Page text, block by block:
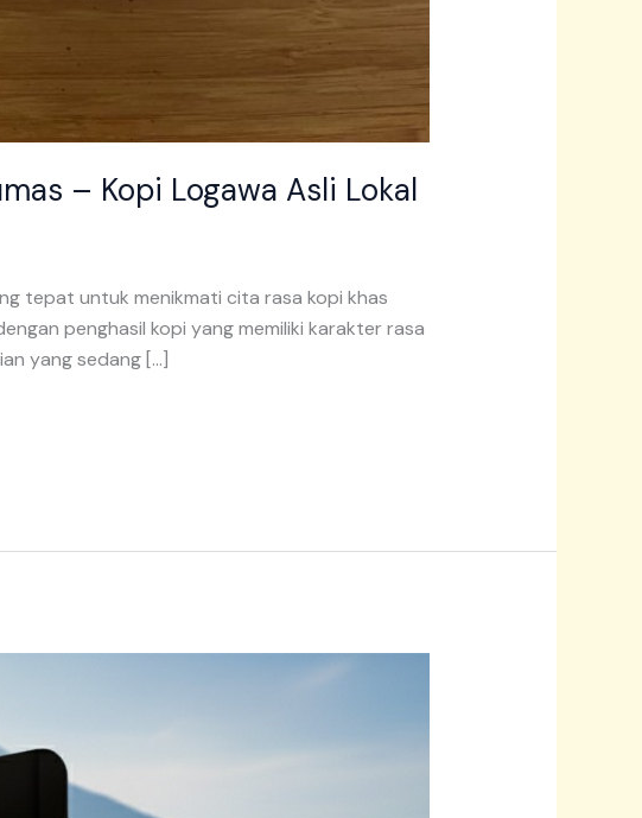
– Kopi Logawa Asli Lokal
tepat untuk menikmati cita rasa kopi khas
penghasil kopi yang memiliki karakter rasa
yang sedang […]